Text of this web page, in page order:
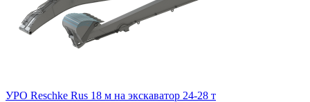
УРО Reschke Rus 18 м на экскаватор 24-28 т